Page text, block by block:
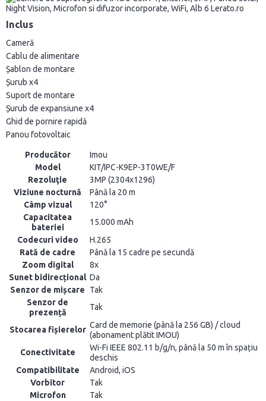
Inclus
Cameră
Cablu de alimentare
Șablon de montare
Șurub x4
Suport de montare
Șurub de expansiune x4
Ghid de pornire rapidă
Panou fotovoltaic
Producător
Imou
Model
KIT/IPC-K9EP-3T0WE/F
Rezoluţie
3MP (2304x1296)
Viziune nocturnă
Până la 20 m
Câmp vizual
120°
Capacitatea
bateriei
15.000 mAh
Codecuri video
H.265
Rată de cadre
Până la 15 cadre pe secundă
Zoom digital
8x
Sunet bidirecțional Da
Senzor de mișcare
Tak
Senzor de
prezență
Tak
Stocarea fișierelor Card de memorie (până la 256 GB) / cloud
(abonament plătit IMOU)
Conectivitate
Wi-Fi IEEE 802.11 b/g/n, până la 50 m în spațiu
deschis
Compatibilitate
Android, iOS
Vorbitor
Tak
Microfon
Tak